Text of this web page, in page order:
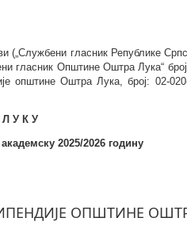
(„Службени гласник Републике
гласник Општине Оштра Лука“
општине Оштра Лука,број: 02-
Л У К У
2025/2026годину
OПШТИНЕ